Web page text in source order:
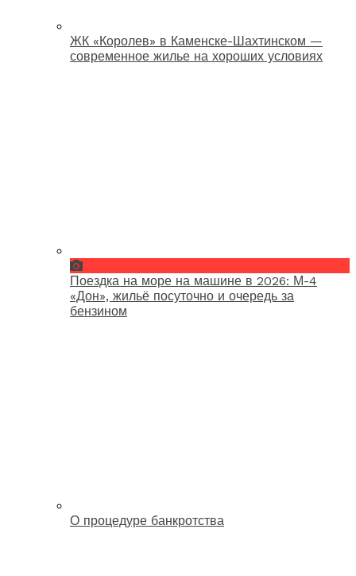
ЖК «Королев» в Каменске-Шахтинском —
современное жилье на хороших условиях
Поездка на море на машине в 2026: М-4
«Дон», жильё посуточно и очередь за
бензином
О процедуре банкротства